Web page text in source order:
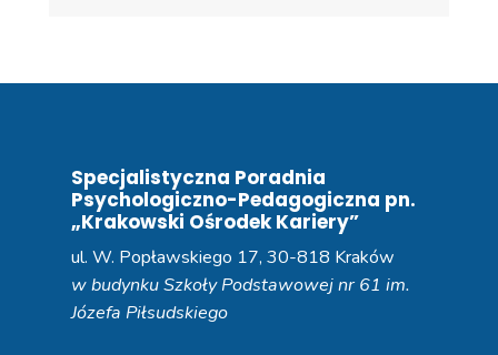
Specjalistyczna Poradnia
Psychologiczno-Pedagogiczna pn.
„Krakowski Ośrodek Kariery”
ul. W. Popławskiego 17, 30-818 Kraków
w budynku Szkoły Podstawowej nr 61 im.
Józefa Piłsudskiego